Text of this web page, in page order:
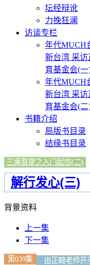
坛经辩讹
力挽狂澜
访谈专栏
年代MUCH
新台湾 采访
育基金会(一
年代MUCH
新台湾 采访
育基金会(二
书籍介绍
局版书目录
结缘书目录
三乘菩提之入门起信(二)
解行发心(三)
背景资料
上一集
下一集
第039集 由正翰老师开